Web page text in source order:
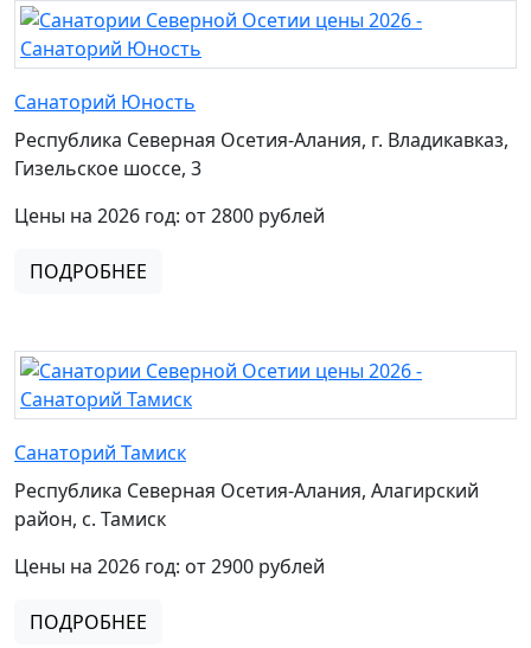
Санаторий Юность
Республика Северная Осетия-Алания, г. Владикавказ,
Гизельское шоссе, 3
Цены на 2026 год: от 2800 рублей
ПОДРОБНЕЕ
Санаторий Тамиск
Республика Северная Осетия-Алания, Алагирский
район, с. Тамиск
Цены на 2026 год: от 2900 рублей
ПОДРОБНЕЕ